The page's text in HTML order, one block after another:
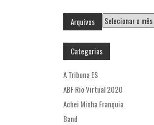
Arquivos Arquivos
Categorias
A Tribuna ES
ABF Rio Virtual 2020
Achei Minha Franquia
Band